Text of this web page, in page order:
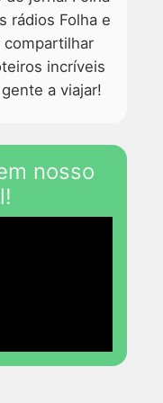
rádios Folha e
compartilhar
incríveis
a viajar!
nosso